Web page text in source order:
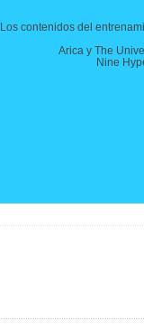
Los contenidos del
Arica y The
Nine